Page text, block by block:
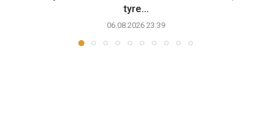
tyre...
06.08.2026 23:39